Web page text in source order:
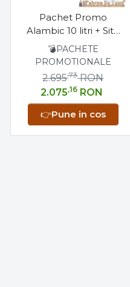
Pachet Promo
Alambic 10 litri + Sita
Antilipire 10 litri +
Alcoolmetru
💣PACHETE
PROMOTIONALE
2.075,16 RON
2.695,73 RON
👉Pune in cos